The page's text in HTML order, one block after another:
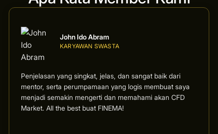
John Ido Abram
KARYAWAN SWASTA
Penjelasan yang singkat, jelas, dan sangat baik dari
mentor, serta perumpamaan yang logis membuat saya
menjadi semakin mengerti dan memahami akan CFD
Market. All the best buat FINEMA!